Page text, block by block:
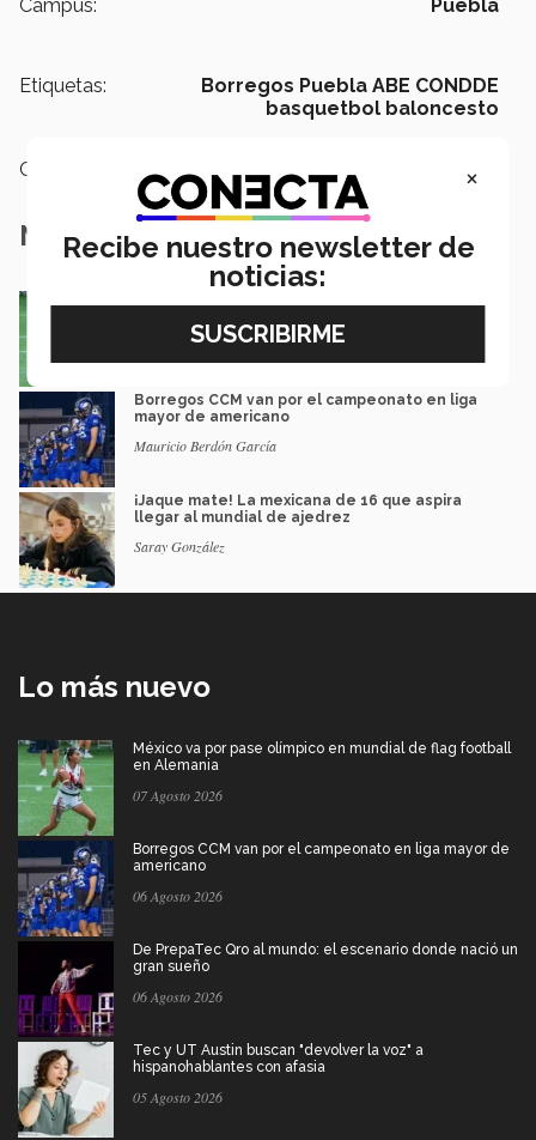
Campus: Puebla
Etiquetas:
Borregos Puebla ABE CONDDE
basquetbol baloncesto
Categoría: Deportes
Notas Relacionadas
José Longino Torres
Borregos CCM van por el campeonato en liga
mayor de americano
Mauricio Berdón García
¡Jaque mate! La mexicana de 16 que aspira
llegar al mundial de ajedrez
Saray González
Lo más nuevo
México va por pase olímpico en mundial de flag football
en Alemania
07 Agosto 2026
Borregos CCM van por el campeonato en liga mayor de
americano
06 Agosto 2026
De PrepaTec Qro al mundo: el escenario donde nació un
gran sueño
06 Agosto 2026
Tec y UT Austin buscan "devolver la voz" a
hispanohablantes con afasia
05 Agosto 2026
×
Recibe nuestro newsletter de
noticias: